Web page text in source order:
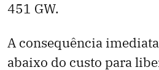
451 GW.
A consequência
abaixo do custo para